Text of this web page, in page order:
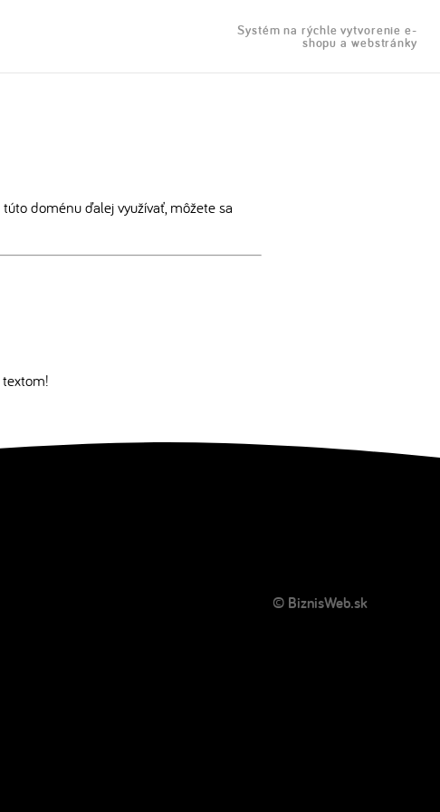
Systém na rýchle vytvorenie e-
shopu a webstránky
doménu ďalej využívať, môžete sa
© BiznisWeb.sk